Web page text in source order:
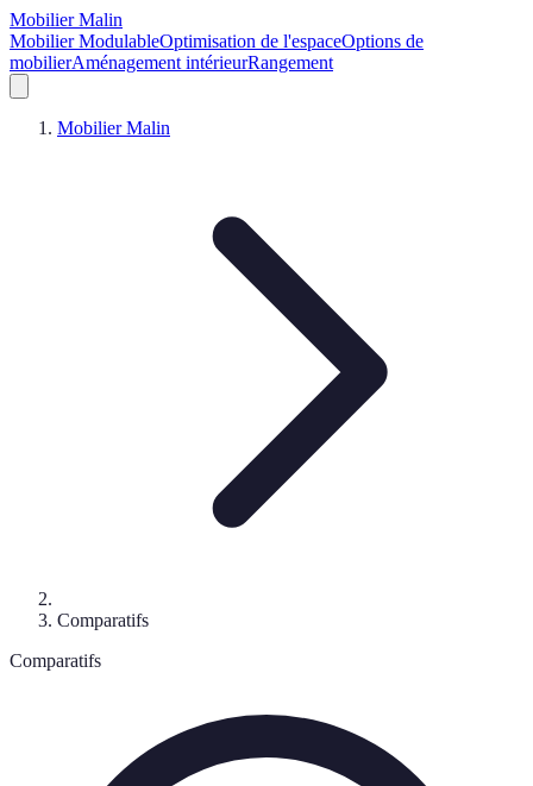
Mobilier Malin
Mobilier ModulableOptimisation de l'espaceOptions de
mobilierAménagement intérieurRangement
Mobilier Malin
Comparatifs
Comparatifs